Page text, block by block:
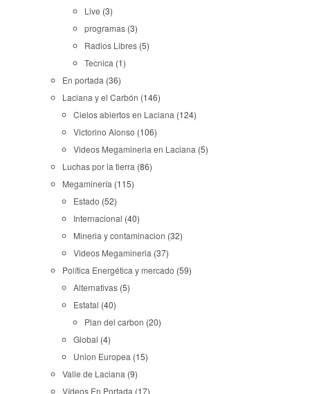
Live (3)
programas (3)
Radios Libres (5)
Tecnica (1)
En portada (36)
Laciana y el Carbón (146)
Cielos abiertos en Laciana (124)
Victorino Alonso (106)
Videos Megamineria en Laciana (5)
Luchas por la tierra (86)
Megaminería (115)
Estado (52)
Internacional (40)
Mineria y contaminacion (32)
Videos Megamineria (37)
Política Energética y mercado (59)
Alternativas (5)
Estatal (40)
Plan del carbon (20)
Global (4)
Union Europea (15)
Valle de Laciana (9)
Vídeos En Portada (17)